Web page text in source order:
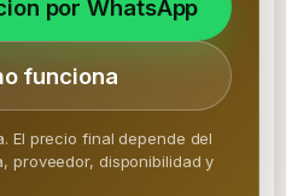
por WhatsApp
funciona
El precio final depende del
proveedor, disponibilidad y